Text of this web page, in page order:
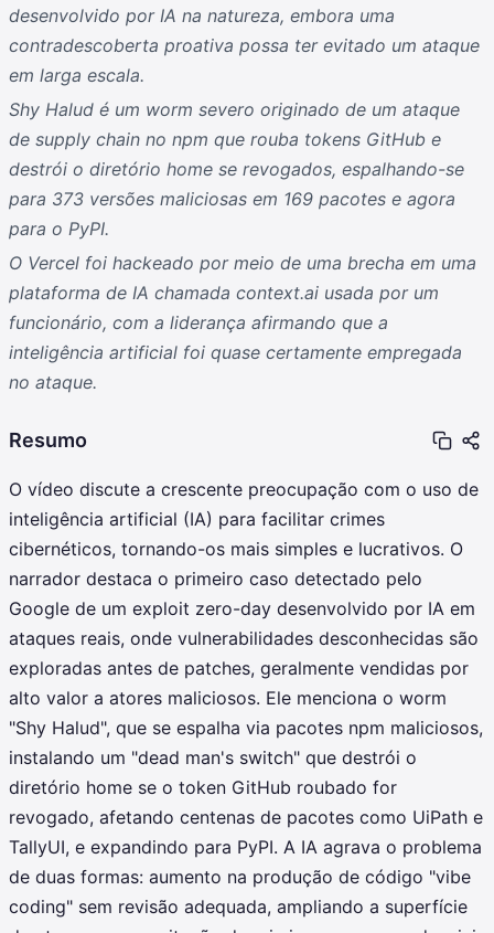
desenvolvido por IA na natureza, embora uma
contradescoberta proativa possa ter evitado um ataque
em larga escala.
Shy Halud é um worm severo originado de um ataque
de supply chain no npm que rouba tokens GitHub e
destrói o diretório home se revogados, espalhando-se
para 373 versões maliciosas em 169 pacotes e agora
para o PyPI.
O Vercel foi hackeado por meio de uma brecha em uma
plataforma de IA chamada context.ai usada por um
funcionário, com a liderança afirmando que a
inteligência artificial foi quase certamente empregada
no ataque.
Resumo
O vídeo discute a crescente preocupação com o uso de
inteligência artificial (IA) para facilitar crimes
cibernéticos, tornando-os mais simples e lucrativos. O
narrador destaca o primeiro caso detectado pelo
Google de um exploit zero-day desenvolvido por IA em
ataques reais, onde vulnerabilidades desconhecidas são
exploradas antes de patches, geralmente vendidas por
alto valor a atores maliciosos. Ele menciona o worm
"Shy Halud", que se espalha via pacotes npm maliciosos,
instalando um "dead man's switch" que destrói o
diretório home se o token GitHub roubado for
revogado, afetando centenas de pacotes como UiPath e
TallyUI, e expandindo para PyPI. A IA agrava o problema
de duas formas: aumento na produção de código "vibe
coding" sem revisão adequada, ampliando a superfície